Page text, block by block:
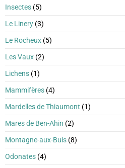
Insectes (5)
Le Linery (3)
Le Rocheux (5)
Les Vaux (2)
Lichens (1)
Mammifères (4)
Mardelles de Thiaumont (1)
Mares de Ben-Ahin (2)
Montagne-aux-Buis (8)
Odonates (4)